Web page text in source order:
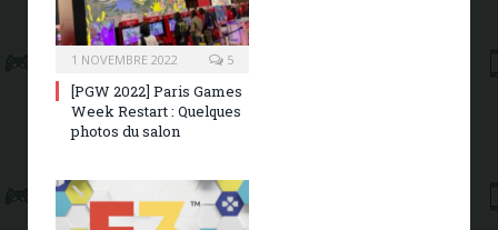
1 NOVEMBRE 2022 5
[PGW 2022] Paris Games
Week Restart : Quelques
photos du salon